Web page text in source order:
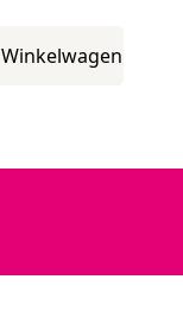
Winkelwagen